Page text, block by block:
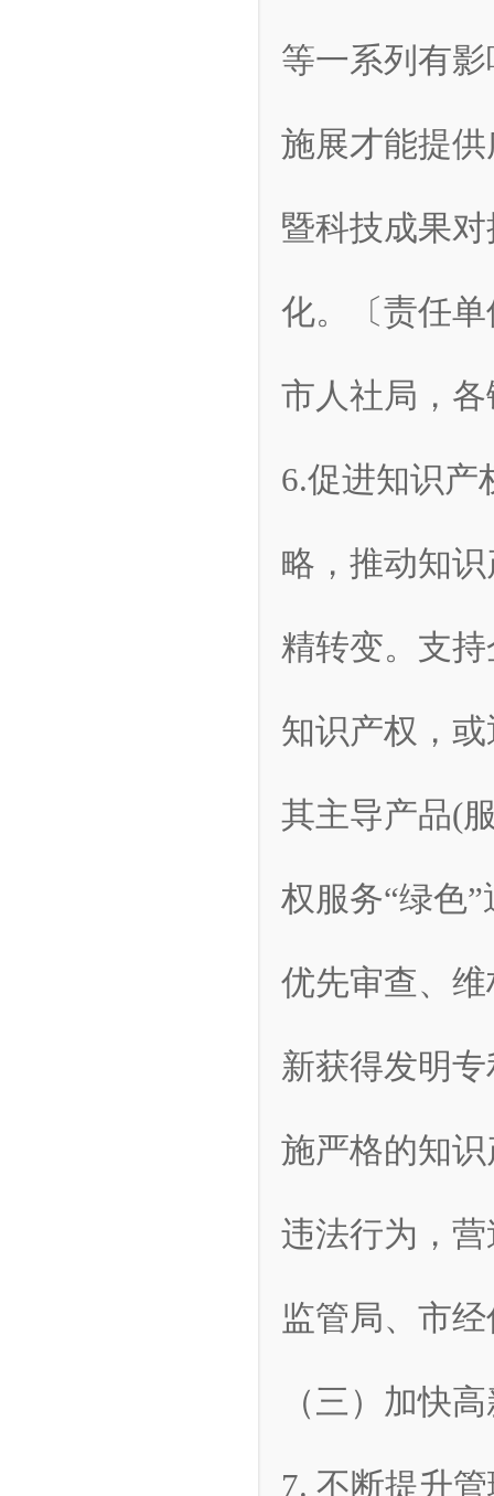
等一系列有
施展才能提
暨科技成果
化。〔责任
市人社局，
6.促进知识产
略，推动知
精转变。支
知识产权，
其主导产品(
权服务“绿色
优先审查、
新获得发明
施严格的知
违法行为，
监管局、市
（三）加快
7. 不断提升